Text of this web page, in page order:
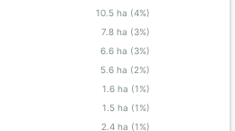
10.5 ha (4%)
7.8 ha (3%)
6.6 ha (3%)
5.6 ha (2%)
1.6 ha (1%)
1.5 ha (1%)
2.4 ha (1%)